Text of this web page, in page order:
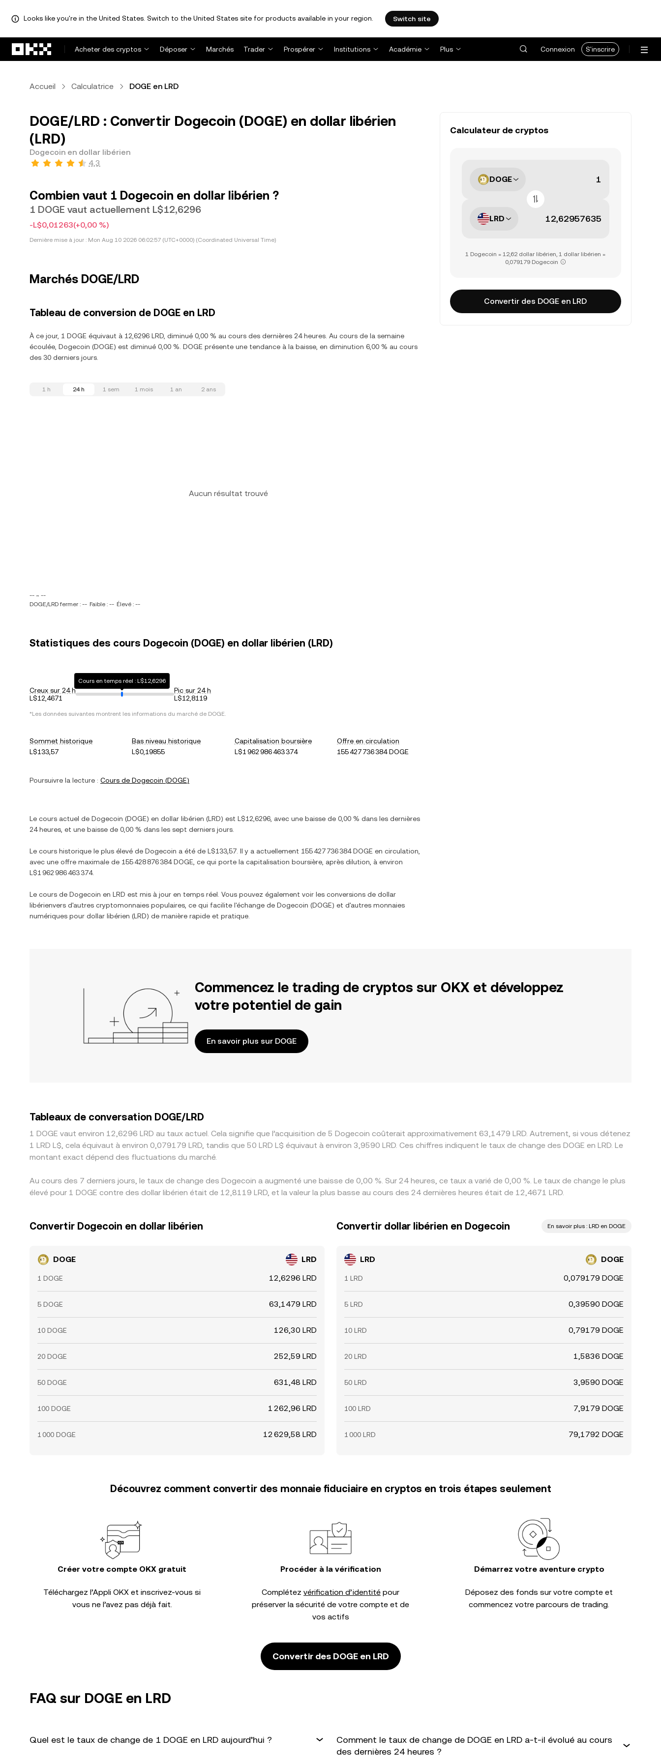
Looks like you're in the United States. Switch to the United States site for products available in your region. Switch site
Acheter des cryptos
Déposer Marchés Trader Prospérer Institutions Académie Plus Connexion S'inscrire
Accueil Calculatrice DOGE en LRD
DOGE/LRD : Convertir Dogecoin (DOGE) en dollar libérien
(LRD)
Dogecoin en dollar libérien
4,3
Combien vaut 1 Dogecoin en dollar libérien ?
1 DOGE vaut actuellement L$12,6296
-L$0,01263(+0,00 %)
Dernière mise à jour : Mon Aug 10 2026 06:02:57 (UTC+0000) (Coordinated Universal Time)
Marchés DOGE/LRD
Tableau de conversion de DOGE en LRD
À ce jour, 1 DOGE équivaut à 12,6296 LRD, diminué 0,00 % au cours des dernières 24 heures. Au cours de la semaine
écoulée, Dogecoin (DOGE) est diminué 0,00 %. DOGE présente une tendance à la baisse, en diminution 6,00 % au cours
des 30 derniers jours.
1 h 24 h 1 sem 1 mois 1 an 2 ans
Aucun résultat trouvé
-- ~ --
DOGE/LRD fermer : -- Faible : -- Élevé : --
Statistiques des cours Dogecoin (DOGE) en dollar libérien (LRD)
Creux sur 24 h
L$12,4671
Cours en temps réel : L$12,6296
Pic sur 24 h
L$12,8119
*Les données suivantes montrent les informations du marché de DOGE.
Sommet historique
L$133,57
Bas niveau historique
L$0,19855
Capitalisation boursière
L$1 962 986 463 374
Offre en circulation
155 427 736 384 DOGE
Poursuivre la lecture : Cours de Dogecoin (DOGE)
Le cours actuel de Dogecoin (DOGE) en dollar libérien (LRD) est L$12,6296 , avec une baisse de 0,00 % dans les dernières
24 heures, et une baisse de 0,00 % dans les sept derniers jours.
Le cours historique le plus élevé de Dogecoin a été de L$133,57 . Il y a actuellement 155 427 736 384 DOGE en circulation,
avec une offre maximale de 155 428 876 384 DOGE , ce qui porte la capitalisation boursière, après dilution, à environ
L$1 962 986 463 374.
Le cours de Dogecoin en LRD est mis à jour en temps réel. Vous pouvez également voir les conversions de dollar
libérienvers d'autres cryptomonnaies populaires, ce qui facilite l'échange de Dogecoin (DOGE) et d'autres monnaies
numériques pour dollar libérien (LRD) de manière rapide et pratique.
Calculateur de cryptos
DOGE
LRD
1 Dogecoin = 12,62 dollar libérien, 1 dollar libérien =
0,079179 Dogecoin
Convertir des DOGE en LRD
Commencez le trading de cryptos sur OKX et développez
votre potentiel de gain
En savoir plus sur DOGE
Tableaux de conversation DOGE/LRD
1 DOGE vaut environ 12,6296 LRD au taux actuel. Cela signifie que l’acquisition de 5 Dogecoin coûterait approximativement 63,1479 LRD. Autrement, si vous détenez
1 LRD L$, cela équivaut à environ 0,079179 LRD, tandis que 50 LRD L$ équivaut à environ 3,9590 LRD. Ces chiffres indiquent le taux de change des DOGE en LRD. Le
montant exact dépend des fluctuations du marché.
Au cours des 7 derniers jours, le taux de change des Dogecoin a augmenté une baisse de 0,00 %. Sur 24 heures, ce taux a varié de 0,00 %. Le taux de change le plus
élevé pour 1 DOGE contre des dollar libérien était de 12,8119 LRD, et la valeur la plus basse au cours des 24 dernières heures était de 12,4671 LRD.
Convertir Dogecoin en dollar libérien
DOGE LRD
1 DOGE 12,6296 LRD
5 DOGE 63,1479 LRD
10 DOGE 126,30 LRD
20 DOGE 252,59 LRD
50 DOGE 631,48 LRD
100 DOGE 1 262,96 LRD
1 000 DOGE 12 629,58 LRD
Convertir dollar libérien en Dogecoin En savoir plus : LRD en DOGE
LRD DOGE
1 LRD 0,079179 DOGE
5 LRD 0,39590 DOGE
10 LRD 0,79179 DOGE
20 LRD 1,5836 DOGE
50 LRD 3,9590 DOGE
100 LRD 7,9179 DOGE
1 000 LRD 79,1792 DOGE
Découvrez comment convertir des monnaie fiduciaire en cryptos en trois étapes seulement
Créer votre compte OKX gratuit
Téléchargez l’Appli OKX et inscrivez-vous si
vous ne l’avez pas déjà fait.
Procéder à la vérification
Complétez vérification d’identité pour
préserver la sécurité de votre compte et de
vos actifs
Démarrez votre aventure crypto
Déposez des fonds sur votre compte et
commencez votre parcours de trading.
Convertir des DOGE en LRD
FAQ sur DOGE en LRD
Quel est le taux de change de 1 DOGE en LRD aujourd’hui ?
Comment le taux de change de DOGE en LRD a-t-il évolué au cours
des dernières 24 heures ?